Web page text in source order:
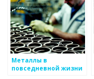
Металлы в
повседневной жизни